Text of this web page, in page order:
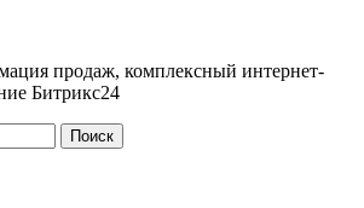
продаж, комплексный интернет-
Битрикс24